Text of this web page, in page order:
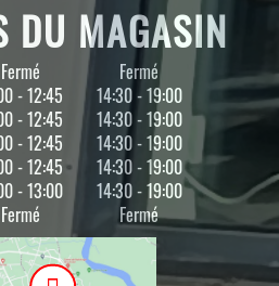
DU MAGASIN
Fermé
Fermé
- 12:45
14:30 - 19:00
- 12:45
14:30 - 19:00
- 12:45
14:30 - 19:00
- 12:45
14:30 - 19:00
- 13:00
14:30 - 19:00
Fermé Fermé